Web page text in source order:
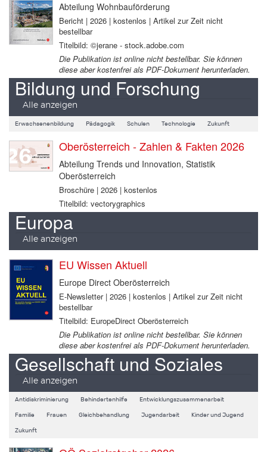
Abteilung Wohnbauförderung
Bericht | 2026 | kostenlos | Artikel zur Zeit nicht
bestellbar
Titelbild: ©jerane - stock.adobe.com
Die Publikation ist online nicht bestellbar. Sie können
diese aber kostenfrei als PDF-Dokument herunterladen.
Bildung und Forschung
Alle anzeigen
Erwachsenenbildung Pädagogik Schulen Technologie Zukunft
Oberösterreich - Zahlen & Fakten 2026
Abteilung Trends und Innovation, Statistik
Oberösterreich
Broschüre | 2026 | kostenlos
Titelbild: vectorygraphics
Europa
Alle anzeigen
EU Wissen Aktuell
Europe Direct Oberösterreich
E-Newsletter | 2026 | kostenlos | Artikel zur Zeit nicht
bestellbar
Titelbild: EuropeDirect Oberösterreich
Die Publikation ist online nicht bestellbar. Sie können
diese aber kostenfrei als PDF-Dokument herunterladen.
Gesellschaft und Soziales
Alle anzeigen
Antidiskriminierung Behindertenhilfe Entwicklungszusammenarbeit
Familie Frauen Gleichbehandlung Jugendarbeit Kinder und Jugend
Zukunft